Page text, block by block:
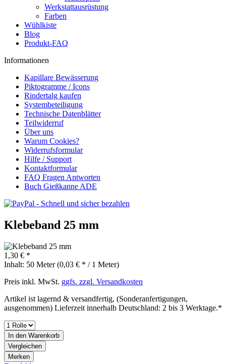
Werkstattausrüstung
Farben
Wühlkiste
Blog
Produkt-FAQ
Informationen
Kapillare Bewässerung
Piktogramme / Icons
Rindertalg kaufen
Systembeteiligung
Technische Datenblätter
Teilwiderruf
Über uns
Warum Cookies?
Widerrufsformular
Hilfe / Support
Kontaktformular
FAQ Fragen Antworten
Buch Gießkanne ADE
Klebeband 25 mm
1,30 € *
Inhalt: 50 Meter (0,03 € * / 1 Meter)
Preis inkl. MwSt. ggfs. zzgl. Versandkosten
Artikel ist lagernd & versandfertig, (Sonderanfertigungen,
ausgenommen) Lieferzeit innerhalb Deutschland: 2 bis 3 Werktage.*
In den Warenkorb
Vergleichen
Merken